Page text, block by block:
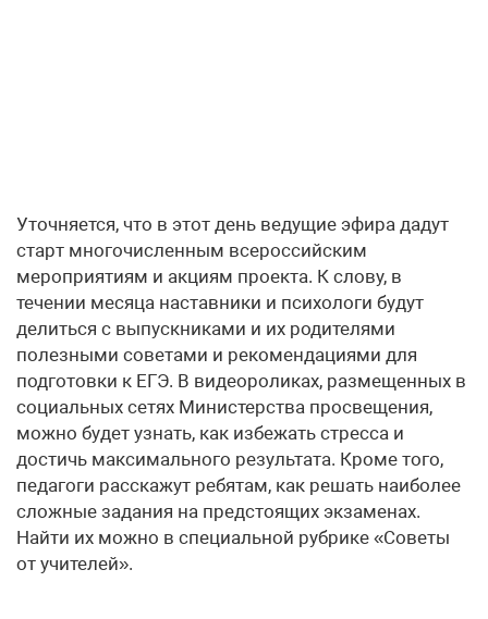
Уточняется, что в этот день ведущие эфира дадут
старт многочисленным всероссийским
мероприятиям и акциям проекта. К слову, в
течении месяца наставники и психологи будут
делиться с выпускниками и их родителями
полезными советами и рекомендациями для
подготовки к ЕГЭ. В видеороликах, размещенных в
социальных сетях Министерства просвещения,
можно будет узнать, как избежать стресса и
достичь максимального результата. Кроме того,
педагоги расскажут ребятам, как решать наиболее
сложные задания на предстоящих экзаменах.
Найти их можно в специальной рубрике «Советы
от учителей».